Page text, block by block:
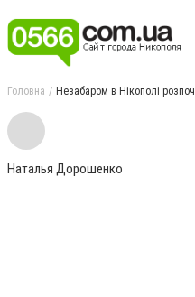
Головна Незабаром в Нікополі
Наталья Дорошенко